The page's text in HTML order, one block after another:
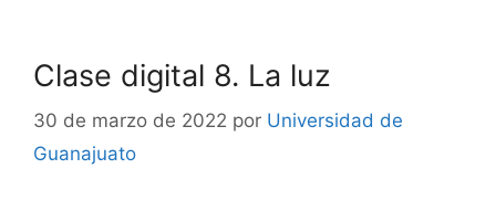
Clase digital 8. La luz
30 de marzo de 2022 por Universidad de
Guanajuato